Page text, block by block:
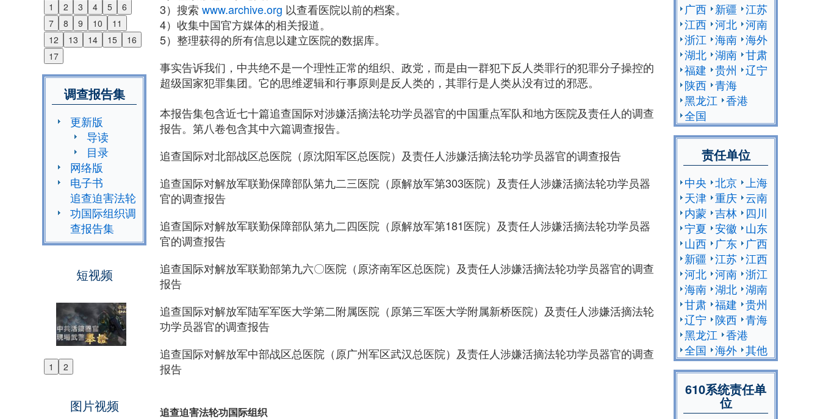
1 2 3 4 5
6
7
8 9 10
11
12
13 14 15
16
17
Previous
Next
调查报告集
更新版
导读
目录
网络版
电子书
追查迫害法轮
功国际组织调
查报告集
短视频
1 2
Previous
图片视频
3）搜索 www.archive.org 以查看医院以前的档案。
4）收集中国官方媒体的相关报道。
5）整理获得的所有信息以建立医院的数据库。
事实告诉我们，中共绝不是一个理性正常的组织、政党，而是由一群犯下反人类罪行的犯罪分子操控的
超级国家犯罪集团。它的思维逻辑和行事原则是反人类的，其罪行是人类从没有过的邪恶。
本报告集包含近七十篇追查国际对涉嫌活摘法轮功学员器官的中国重点军队和地方医院及责任人的调查
报告。第八卷包含其中六篇调查报告。
追查国际对北部战区总医院（原沈阳军区总医院）及责任人涉嫌活摘法轮功学员器官的调查报告
追查国际对解放军联勤保障部队第九二三医院（原解放军第303医院）及责任人涉嫌活摘法轮功学员器
官的调查报告
追查国际对解放军联勤保障部队第九二四医院（原解放军第181医院）及责任人涉嫌活摘法轮功学员器
官的调查报告
追查国际对解放军联勤部第九六〇医院（原济南军区总医院）及责任人涉嫌活摘法轮功学员器官的调查
报告
追查国际对解放军陆军军医大学第二附属医院（原第三军医大学附属新桥医院）及责任人涉嫌活摘法轮
功学员器官的调查报告
追查国际对解放军中部战区总医院（原广州军区武汉总医院）及责任人涉嫌活摘法轮功学员器官的调查
报告
追查迫害法轮功国际组织
广西 新疆 江苏
江西 河北 河南
浙江 海南 海外
湖北 湖南 甘肃
福建 贵州
辽宁
陕西 青海
黑龙江 香港
全国
责任单位
中央 北京
上海
天津 重庆 云南
内蒙 吉林
四川
宁夏 安徽
山东
山西
广东
广西
新疆 江苏 江西
河北 河南 浙江
海南 湖北 湖南
甘肃 福建 贵州
辽宁
陕西 青海
黑龙江 香港
全国 海外 其他
610系统责任单
位